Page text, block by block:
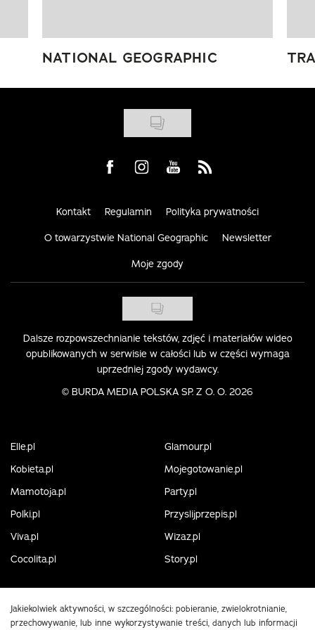
NATIONAL GEOGRAPHIC
Visit us on Facebook
Visit us on Instagram
Visit us on Youtube
Visit us on Rss
Kontakt Regulamin Polityka prywatności
O towarzystwie National Geographic Newsletter
Moje zgody
Dalsze rozpowszechnianie tekstów, zdjęć i materiałów wideo
opublikowanych w serwisie w całości lub w części wymaga
uprzedniej zgody wydawcy.
© BURDA MEDIA POLSKA SP. Z O. O. 2026
Elle.pl
Glamour.pl
Kobieta.pl
Mojegotowanie.pl
Mamotoja.pl
Party.pl
Polki.pl
Przyslijprzepis.pl
Viva.pl
Wizaz.pl
Cocolita.pl
Story.pl
Jakiekolwiek aktywności, w szczególności: pobieranie, zwielokrotnianie,
przechowywanie, lub inne wykorzystywanie treści, danych lub informacji